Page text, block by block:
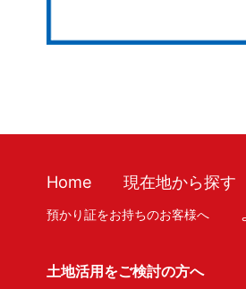
Home 現在地から探す
預かり証をお持ちのお客様へ
土地活用をご検討の方へ